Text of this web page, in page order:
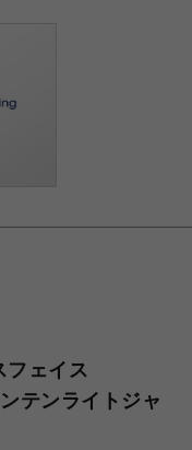
フェイス
ンライトジャ